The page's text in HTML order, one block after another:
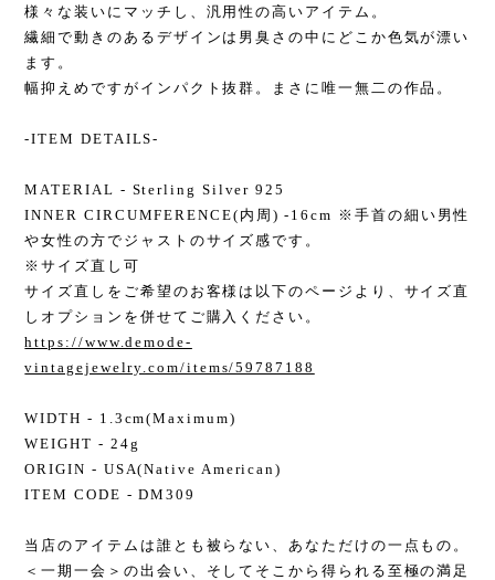
様々な装いにマッチし、汎用性の高いアイテム。
繊細で動きのあるデザインは男臭さの中にどこか色気が漂い
ます。
幅抑えめですがインパクト抜群。まさに唯一無二の作品。
-ITEM DETAILS-
MATERIAL - Sterling Silver 925
INNER CIRCUMFERENCE(内周) -16cm ※手首の細い男性
や女性の方でジャストのサイズ感です。
※サイズ直し可
サイズ直しをご希望のお客様は以下のページより、サイズ直
しオプションを併せてご購入ください。
https://www.demode-
vintagejewelry.com/items/59787188
WIDTH - 1.3cm(Maximum)
WEIGHT - 24g
ORIGIN - USA(Native American)
ITEM CODE - DM309
当店のアイテムは誰とも被らない、あなただけの一点もの。
＜一期一会＞の出会い、そしてそこから得られる至極の満足